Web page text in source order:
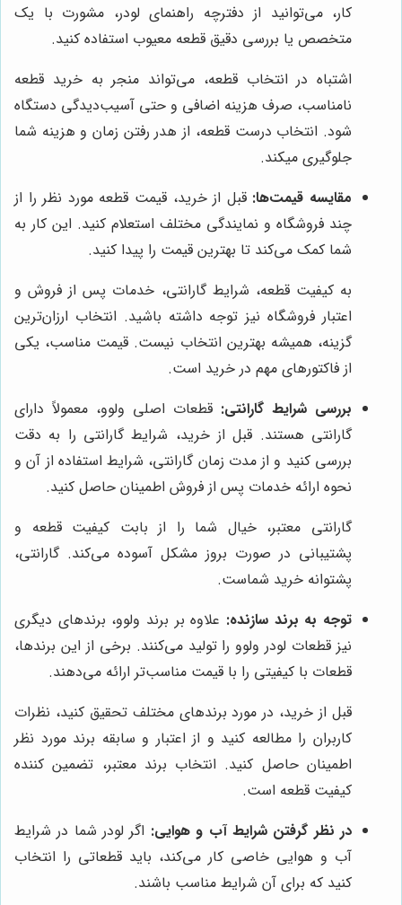
کار، می‌توانید از دفترچه راهنمای لودر، مشورت با یک
متخصص یا بررسی دقیق قطعه معیوب استفاده کنید.
اشتباه در انتخاب قطعه، می‌تواند منجر به خرید قطعه
نامناسب، صرف هزینه اضافی و حتی آسیب‌دیدگی دستگاه
شود. انتخاب درست قطعه، از هدر رفتن زمان و هزینه شما
جلوگیری میکند.
مقایسه قیمت‌ها: قبل از خرید، قیمت قطعه مورد نظر را از
چند فروشگاه و نمایندگی مختلف استعلام کنید. این کار به
شما کمک می‌کند تا بهترین قیمت را پیدا کنید.
به کیفیت قطعه، شرایط گارانتی، خدمات پس از فروش و
اعتبار فروشگاه نیز توجه داشته باشید. انتخاب ارزان‌ترین
گزینه، همیشه بهترین انتخاب نیست. قیمت مناسب، یکی
از فاکتورهای مهم در خرید است.
بررسی شرایط گارانتی: قطعات اصلی ولوو، معمولاً دارای
گارانتی هستند. قبل از خرید، شرایط گارانتی را به دقت
بررسی کنید و از مدت زمان گارانتی، شرایط استفاده از آن و
نحوه ارائه خدمات پس از فروش اطمینان حاصل کنید.
گارانتی معتبر، خیال شما را از بابت کیفیت قطعه و
پشتیبانی در صورت بروز مشکل آسوده می‌کند. گارانتی،
پشتوانه خرید شماست.
توجه به برند سازنده: علاوه بر برند ولوو، برندهای دیگری
نیز قطعات لودر ولوو را تولید می‌کنند. برخی از این برندها،
قطعات با کیفیتی را با قیمت مناسب‌تر ارائه می‌دهند.
قبل از خرید، در مورد برندهای مختلف تحقیق کنید، نظرات
کاربران را مطالعه کنید و از اعتبار و سابقه برند مورد نظر
اطمینان حاصل کنید. انتخاب برند معتبر، تضمین کننده
کیفیت قطعه است.
در نظر گرفتن شرایط آب و هوایی: اگر لودر شما در شرایط
آب و هوایی خاصی کار می‌کند، باید قطعاتی را انتخاب
کنید که برای آن شرایط مناسب باشند.